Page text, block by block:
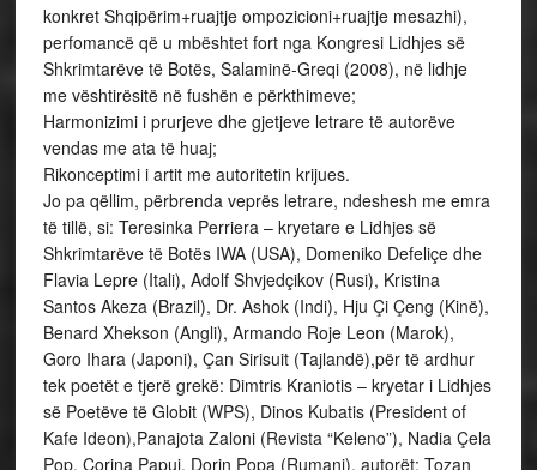
konkret Shqipërim+ruajtje ompozicioni+ruajtje mesazhi),
perfomancë që u mbështet fort nga Kongresi Lidhjes së
Shkrimtarëve të Botës, Salaminë-Greqi (2008), në lidhje
me vështirësitë në fushën e përkthimeve;
Harmonizimi i prurjeve dhe gjetjeve letrare të autorëve
vendas me ata të huaj;
Rikonceptimi i artit me autoritetin krijues.
Jo pa qëllim, përbrenda veprës letrare, ndeshesh me emra
të tillë, si: Teresinka Perriera – kryetare e Lidhjes së
Shkrimtarëve të Botës IWA (USA), Domeniko Defeliçe dhe
Flavia Lepre (Itali), Adolf Shvjedçikov (Rusi), Kristina
Santos Akeza (Brazil), Dr. Ashok (Indi), Hju Çi Çeng (Kinë),
Benard Xhekson (Angli), Armando Roje Leon (Marok),
Goro Ihara (Japoni), Çan Sirisuit (Tajlandë),për të ardhur
tek poetët e tjerë grekë: Dimtris Kraniotis – kryetar i Lidhjes
së Poetëve të Globit (WPS), Dinos Kubatis (President of
Kafe Ideon),Panajota Zaloni (Revista “Keleno”), Nadia Çela
Pop, Corina Papui, Dorin Popa (Rumani), autorët: Tozan